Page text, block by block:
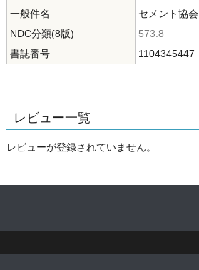
一般件名
セメント協会
NDC分類(8版)
573.8
書誌番号
1104345447
レビュー一覧
レビューが登録されていません。